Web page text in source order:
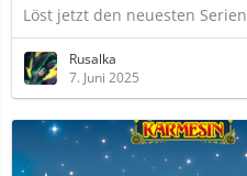
Löst jetzt den neuesten
Rusalka
7. Juni 2025